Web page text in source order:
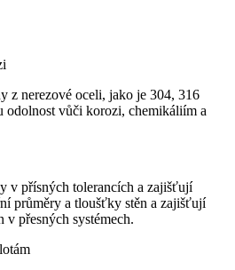
z nerezové oceli, jako je 304, 316
odolnost vůči korozi, chemikáliím a
v přísných tolerancích a zajišťují
průměry a tloušťky stěn a zajišťují
přesných systémech.